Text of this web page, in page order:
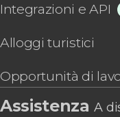
Integrazioni e API
Alloggi turistici
Opportunità di
AssistenzaA